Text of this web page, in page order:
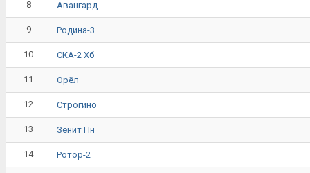
8 Авангард
9 Родина-3
10 СКА-2 Хб
11 Орёл
12 Строгино
13 Зенит Пн
14 Ротор-2